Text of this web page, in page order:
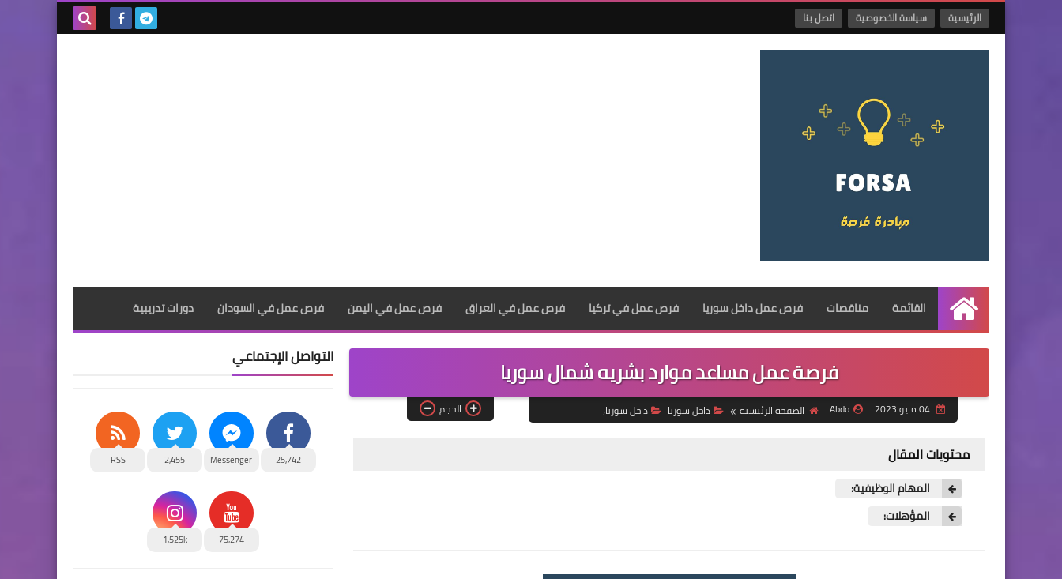
الرئيسية سياسة الخصوصية اتصل بنا
الرئيسية
القائمة مناقصات فرص عمل داخل سوريا فرص عمل في تركيا فرص عمل في العراق فرص عمل في اليمن فرص عمل في السودان دورات تدريبية
فرصة عمل مساعد موارد بشريه شمال سوريا
04 مايو 2023 Abdo الصفحة الرئيسية داخل سوريا داخل سوريا، الحجم
محتويات المقال
المهام الوظيفية:
المؤهلات:
التواصل الإجتماعي
25,742
Messenger
2,455
RSS
75,274
1,525k